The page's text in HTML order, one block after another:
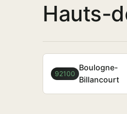
Hauts-
92100
Boulogne-
Billancourt